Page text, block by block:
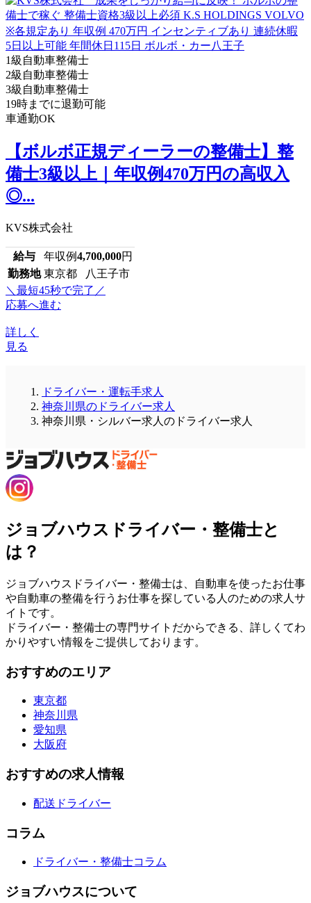
1級自動車整備士
2級自動車整備士
3級自動車整備士
19時までに退勤可能
車通勤OK
【ボルボ正規ディーラーの整備士】整
備士3級以上｜年収例470万円の高収入
◎...
KVS株式会社
給与 年収例4,700,000円
勤務地 東京都 八王子市
＼最短45秒で完了／
応募へ進む
詳しく
見る
ドライバー・運転手求人
神奈川県のドライバー求人
神奈川県・シルバー求人のドライバー求人
ジョブハウスドライバー・整備士と
は？
ジョブハウスドライバー・整備士は、自動車を使ったお仕事
や自動車の整備を行うお仕事を探している人のための求人サ
イトです。
ドライバー・整備士の専門サイトだからできる、詳しくてわ
かりやすい情報をご提供しております。
おすすめのエリア
東京都
神奈川県
愛知県
大阪府
おすすめの求人情報
配送ドライバー
コラム
ドライバー・整備士コラム
ジョブハウスについて